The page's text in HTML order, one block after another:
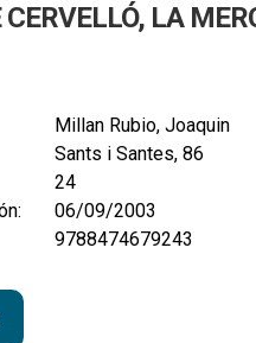
LA
Millan Rubio, Joaquin
Sants i Santes, 86
24
06/09/2003
9788474679243